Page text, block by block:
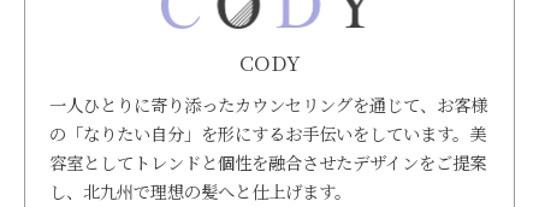
CODY
一人ひとりに寄り添ったカウンセリングを通じて、お客様
の「なりたい自分」を形にするお手伝いをしています。美
容室としてトレンドと個性を融合させたデザインをご提案
し、北九州で理想の髪へと仕上げます。